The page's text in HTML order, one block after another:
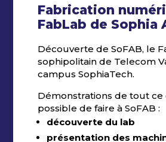
Fabrication
FabLab de Sophia
Découverte de SoFAB, le
sophipolitain de Telecom
campus SophiaTech.
Démonstrations de tout ce
possible de faire à SoFAB :
découverte du lab
présentation des